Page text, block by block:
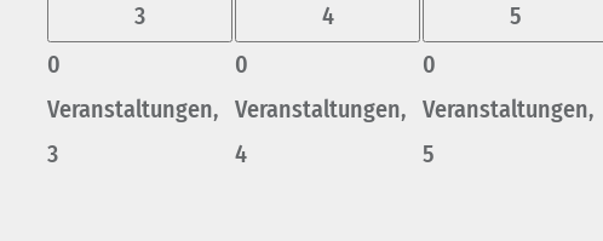
3
0
Veranstaltungen,
3
4
0
Veranstaltungen,
4
5
0
Veranstaltungen,
5